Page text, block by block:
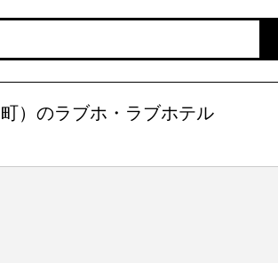
）のラブホ・ラブホテル